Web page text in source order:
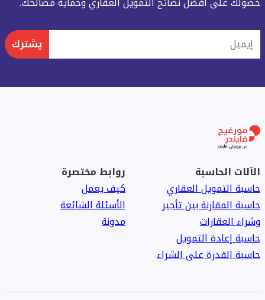
إيميل يشترك
الآلات الحاسبة
حاسبة التمويل العقاري
حاسبة المقارنة بين تأجير
وشراء العقارات
حاسبة إعادة التمويل
حاسبة القدرة على الشراء
روابط مختصرة
كيف يعمل
الأسئلة الشائعة
مدونة